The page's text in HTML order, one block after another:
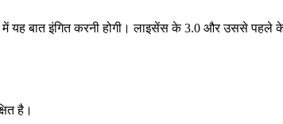
बात इंगित करनी होगी। लाइसेंस के 3.0 और उससे पहले के
है।